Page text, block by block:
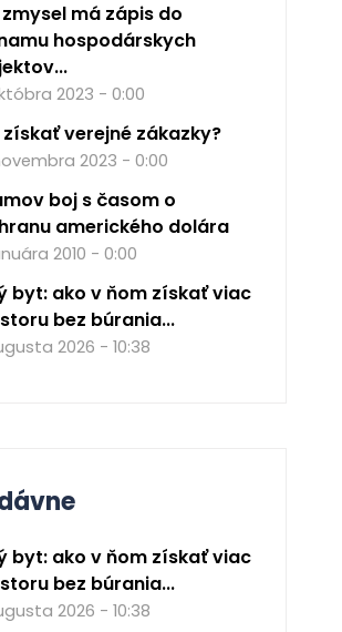
má zápis do
hospodárskych
2023 - 0:00
získať verejné zákazky?
2023 - 0:00
boj s časom o
amerického dolára
2010 - 0:00
byt: ako v ňom získať viac
bez búrania...
2026 - 10:38
byt: ako v ňom získať viac
bez búrania...
2026 - 10:38